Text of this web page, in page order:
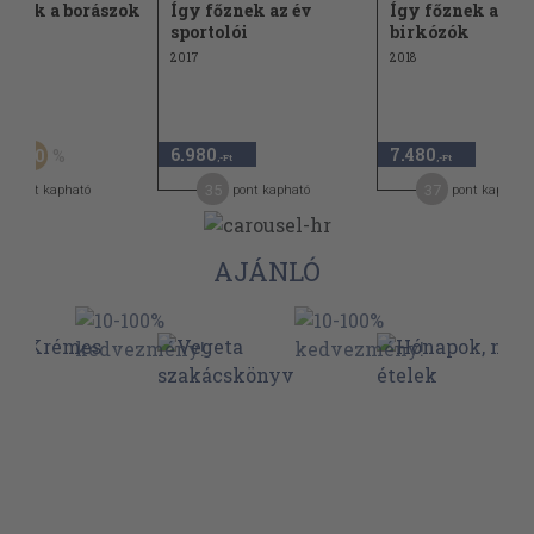
a borászok
50
pont kapható
Így főznek az év
sportolói
2017
6.980 ,-Ft
pont kapható
Így főznek a
birkózók
2018
7.480 ,-Ft
pont kapható
AJÁNLÓ